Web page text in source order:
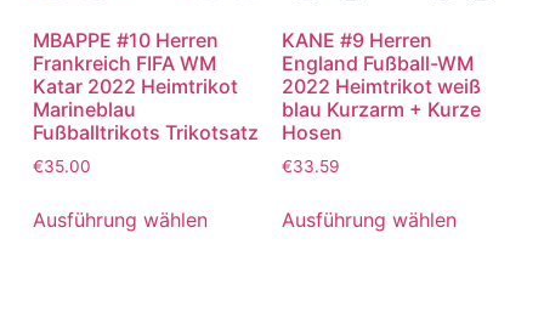
MBAPPE #10 Herren
Frankreich FIFA WM
Katar 2022 Heimtrikot
Marineblau
Fußballtrikots Trikotsatz
€35.00
Ausführung wählen
KANE #9 Herren
England Fußball-WM
2022 Heimtrikot weiß
blau Kurzarm + Kurze
Hosen
€33.59
Ausführung wählen